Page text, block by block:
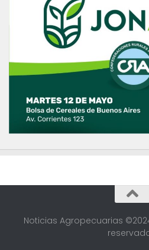
Noticias Agropecuarias